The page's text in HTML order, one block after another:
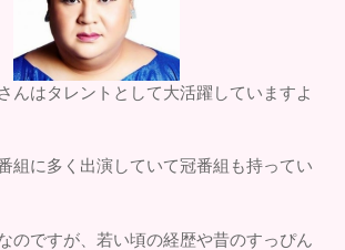
んはタレントとして大活躍していますよ
組に多く出演していて冠番組も持ってい
のですが、若い頃の経歴や昔のすっぴん